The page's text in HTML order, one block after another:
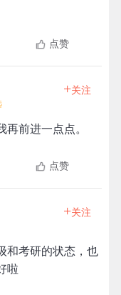
点赞
+关注
前进一点点。
点赞
+关注
和考研的状态，也
啦